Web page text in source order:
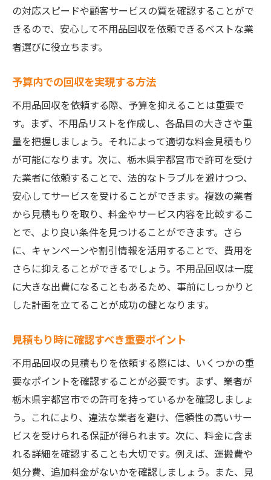
の対応スピードや顧客サービスの質を確認することがで
きるので、安心して不用品回収を依頼できるベストな業
者選びに役立ちます。
予算内での回収を実現する方法
不用品回収を依頼する際、予算を抑えることは重要で
す。まず、不用品リストを作成し、各品目の大きさや重
量を把握しましょう。それによって適切な料金見積もり
が可能になります。次に、栃木県宇都宮市で許可を受け
た業者に依頼することで、法的なトラブルを避けつつ、
安心してサービスを受けることができます。複数の業者
から見積もりを取り、料金やサービス内容を比較するこ
とで、より良い条件を見つけることができます。さら
に、キャンペーンや割引情報を活用することで、費用を
さらに抑えることができるでしょう。不用品回収は一度
に大きな出費になることもあるため、事前にしっかりと
した計画を立てることが成功の鍵となります。
見積もり時に確認すべき重要ポイント
不用品回収の見積もりを依頼する際には、いくつかの重
要なポイントを確認することが必要です。まず、業者が
栃木県宇都宮市での許可を持っているかを確認しましょ
う。これにより、違法な業者を避け、信頼性の高いサー
ビスを受けられる保証が得られます。次に、料金に含ま
れる詳細を確認することも大切です。例えば、運搬費や
処分費、追加料金がないかを確認しましょう。また、見